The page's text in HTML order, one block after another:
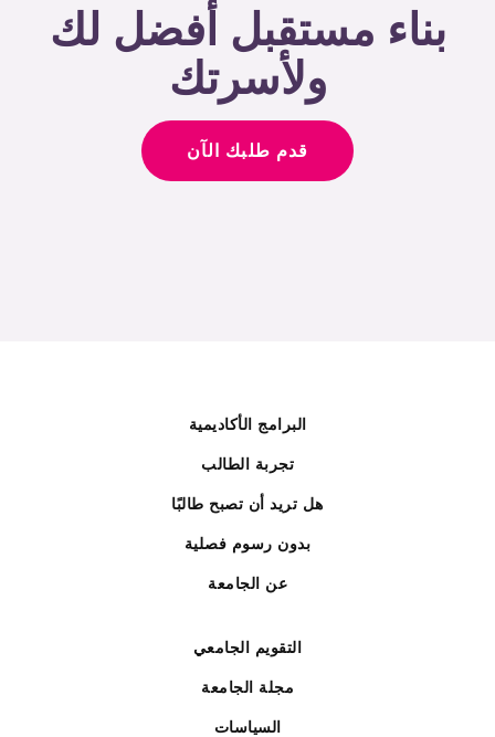
بناء مستقبل أفضل لك
ولأسرتك
قدم طلبك الآن
البرامج الأكاديمية
تجربة الطالب
هل تريد أن تصبح طالبًا
بدون رسوم فصلية
عن الجامعة
التقويم الجامعي
مجلة الجامعة
السياسات